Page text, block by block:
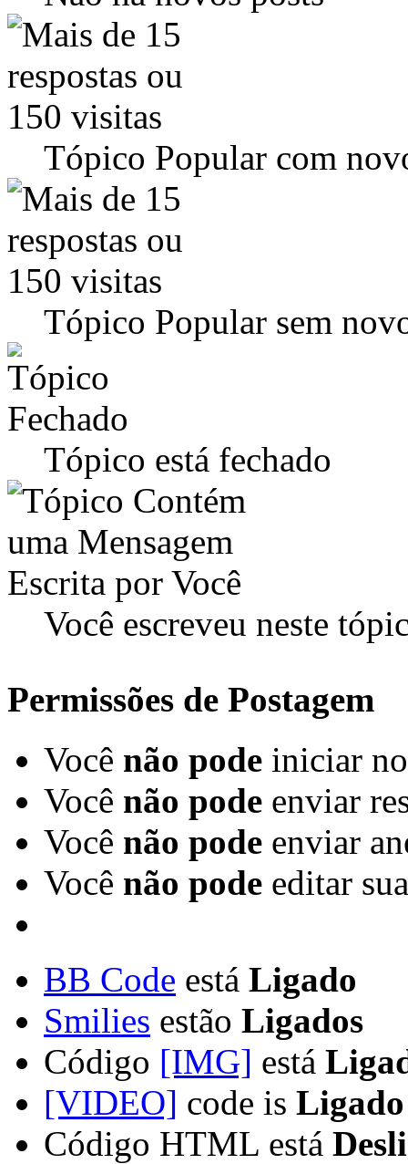
Tópico Popular com
Tópico Popular sem
Tópico está fechado
Você escreveu neste
Permissões de Postagem
Você não pode iniciar
Você não pode enviar
Você não pode enviar
Você não pode editar
BB Code está Ligado
Smilies estão Ligados
Código [IMG] está
[VIDEO] code is Ligado
Código HTML está